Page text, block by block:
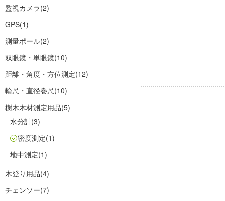
監視カメラ(2)
GPS(1)
測量ポール(2)
双眼鏡・単眼鏡(10)
距離・角度・方位測定(12)
輪尺・直径巻尺(10)
樹木木材測定用品(5)
水分計(3)
密度測定(1)
地中測定(1)
木登り用品(4)
チェンソー(7)